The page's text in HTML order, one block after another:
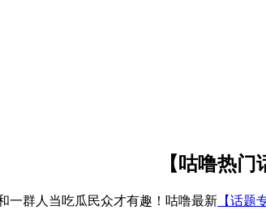
【咕噜热门
一群人当吃瓜民众才有趣！咕噜最新 【话题